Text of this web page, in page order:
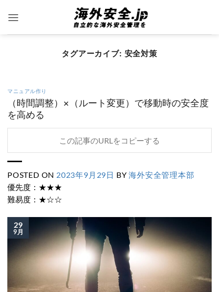
タグアーカイブ: 安全対策
マニュアル作り
（時間調整）×（ルート変更）で移動時の安全度
を高める
この記事のURLをコピーする
POSTED ON 2023年9月29日 BY海外安全管理本部
優先度：★★★
難易度：★☆☆
29
9月